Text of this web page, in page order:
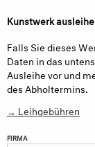
Kunstwerk
Falls Sie dieses
Daten in das
Ausleihe vor und
des Abholtermins.
→ Leihgebühren
FIRMA